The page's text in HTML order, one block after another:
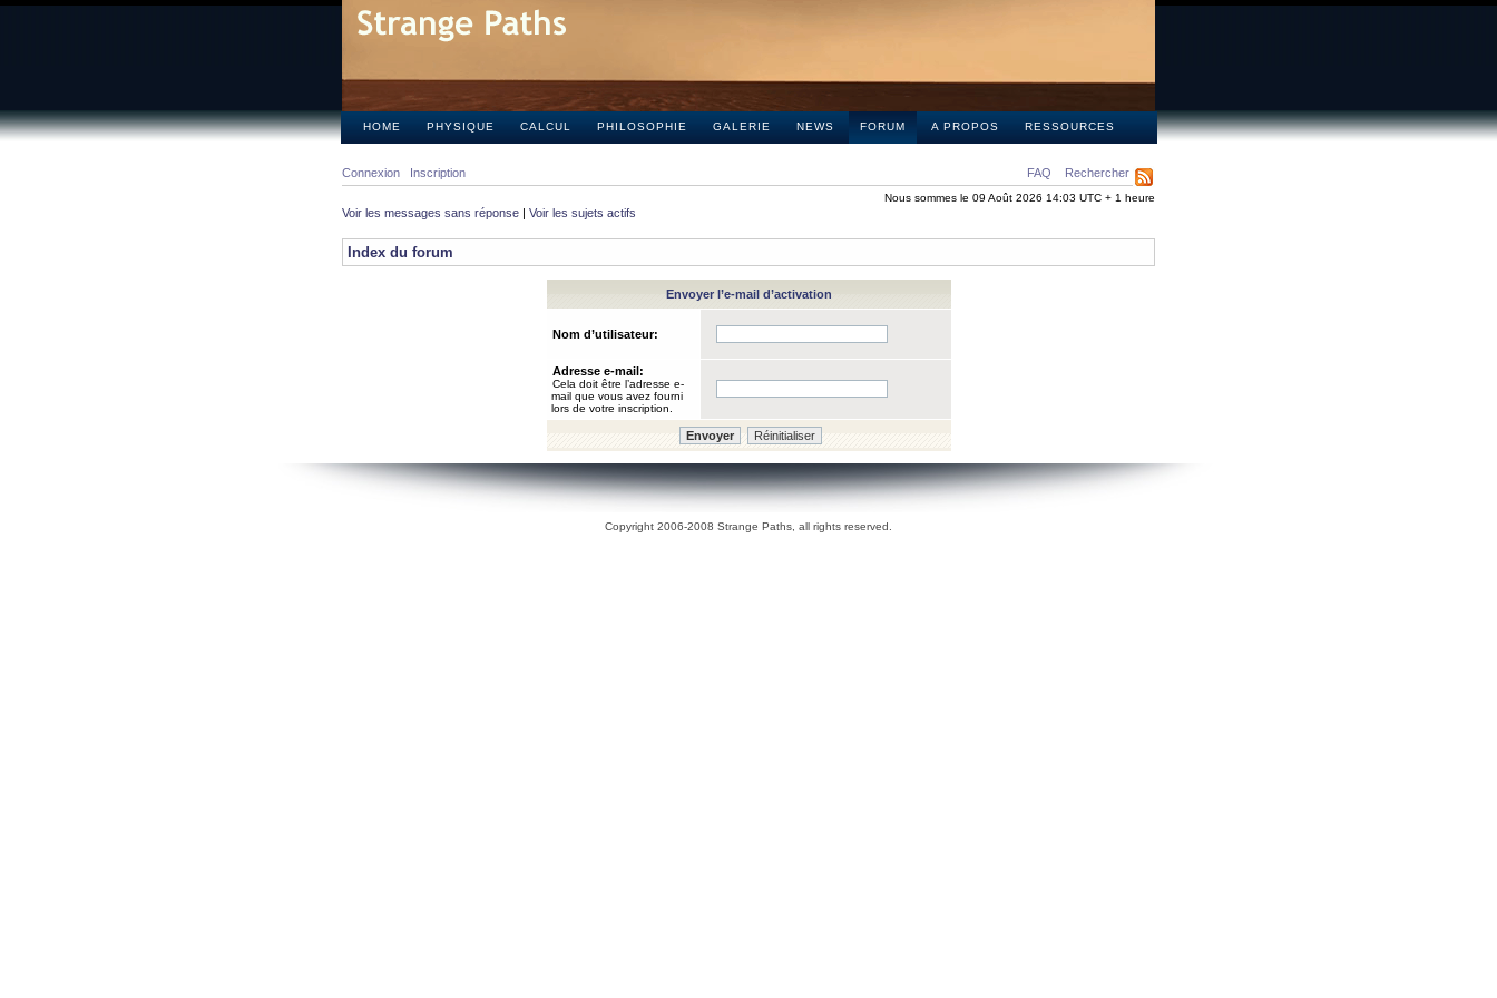
HOME PHYSIQUE CALCUL PHILOSOPHIE GALERIE NEWS FORUM A PROPOS RESSOURCES
FAQ Rechercher
Connexion Inscription
Nous sommes le 09 Août 2026 14:03 UTC + 1 heure
Voir les messages sans réponse | Voir les sujets actifs
Index du forum
Envoyer l’e-mail d’activation
Nom d’utilisateur:
Adresse e-mail:
Cela doit être l’adresse e-
mail que vous avez fourni
lors de votre inscription.
Copyright 2006-2008 Strange Paths, all rights reserved.